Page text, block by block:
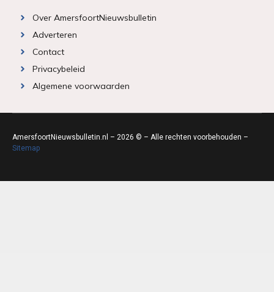
Over AmersfoortNieuwsbulletin
Adverteren
Contact
Privacybeleid
Algemene voorwaarden
AmersfoortNieuwsbulletin.nl – 2026 © – Alle rechten voorbehouden –
Sitemap